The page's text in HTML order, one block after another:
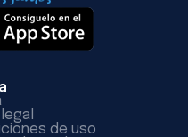
de uso